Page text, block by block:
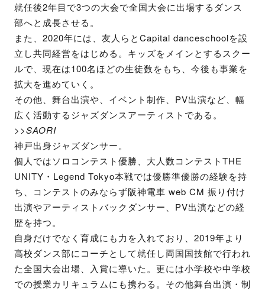
就任後2年目で3つの大会で全国大会に出場するダンス
部へと成長させる。
また、2020年には、友人らとCapital danceschoolを設
立し共同経営をはじめる。キッズをメインとするスクー
ルで、現在は100名ほどの生徒数をもち、今後も事業を
拡大を進めていく。
その他、舞台出演や、イベント制作、PV出演など、幅
広く活動するジャズダンスアーティストである。
>>SAORI
神戸出身ジャズダンサー。
個人ではソロコンテスト優勝、大人数コンテストTHE
UNITY・Legend Tokyo本戦では優勝準優勝の経験を持
ち、コンテストのみならず阪神電車 web CM 振り付け
出演やアーティストバックダンサー、PV出演などの経
歴を持つ。
自身だけでなく育成にも力を入れており、2019年より
高校ダンス部にコーチとして就任し両国国技館で行われ
た全国大会出場、入賞に導いた。更には小学校や中学校
での授業カリキュラムにも携わる。その他舞台出演・制